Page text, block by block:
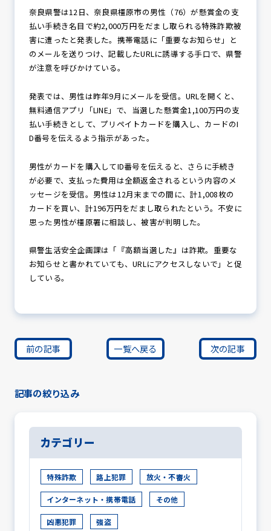
防犯パトロール
防犯セミナー
防犯対策情報
防犯協力会について
奈良県警は12日、奈良県橿原市の男性（76）が懸賞金の支
払い手続き名目で約2,000万円をだまし取られる特殊詐欺被
害に遭ったと発表した。携帯電話に「重要なお知らせ」と
のメールを送りつけ、記載したURLに誘導する手口で、県警
が注意を呼びかけている。
発表では、男性は昨年9月にメールを受信。URLを開くと、
無料通信アプリ「LINE」で、当選した懸賞金1,100万円の支
払い手続きとして、プリペイトカードを購入し、カードのI
D番号を伝えるよう指示があった。
男性がカードを購入してID番号を伝えると、さらに手続き
が必要で、支払った費用は全額返金されるという内容のメ
ッセージを受信。男性は12月末までの間に、計1,008枚の
カードを買い、計196万円をだまし取られたという。不安に
思った男性が橿原署に相談し、被害が判明した。
県警生活安全企画課は「『高額当選した』は詐欺。重要な
お知らせと書かれていても、URLにアクセスしないで」と促
している。
前の記事 一覧へ戻る 次の記事
記事の絞り込み
カテゴリー
特殊詐欺 路上犯罪 放火・不審火
インターネット・携帯電話 その他
凶悪犯罪 強盗